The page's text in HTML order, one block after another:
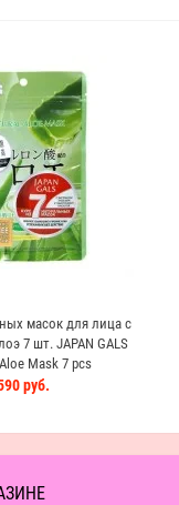
масок для лица с
7 шт. JAPAN GALS
Mask 7 pcs
руб.